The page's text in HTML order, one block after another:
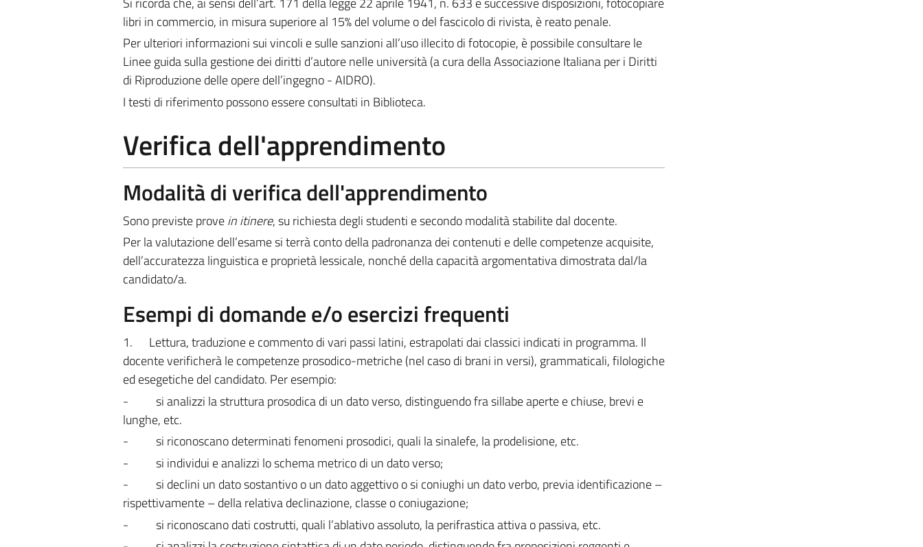
libri in commercio, in misura superiore al 15% del volume o del fascicolo di rivista, è reato penale.
Per ulteriori informazioni sui vincoli e sulle sanzioni all’uso illecito di fotocopie, è possibile consultare le
Linee guida sulla gestione dei diritti d’autore nelle università (a cura della Associazione Italiana per i Diritti
di Riproduzione delle opere dell’ingegno - AIDRO).
I testi di riferimento possono essere consultati in Biblioteca.
Verifica dell'apprendimento
Modalità di verifica dell'apprendimento
Sono previste provein itinere, su richiesta degli studenti e secondo modalità stabilite dal docente.
Per la valutazione dell’esame si terrà conto della padronanza dei contenuti e delle competenze acquisite,
dell’accuratezza linguistica e proprietà lessicale, nonché della capacità argomentativa dimostrata dal/la
candidato/a.
Esempi di domande e/o esercizi frequenti
1.
Lettura, traduzione e commento di vari passi latini, estrapolati dai classici indicati in programma. Il
docente verificherà le competenze prosodico-metriche (nel caso di brani in versi), grammaticali, filologiche
ed esegetiche del candidato. Per esempio:
-
si analizzi la struttura prosodica di un dato verso, distinguendo fra sillabe aperte e chiuse, brevi e
lunghe, etc.
-
si riconoscano determinati fenomeni prosodici, quali la sinalefe, la prodelisione, etc.
-
si individui e analizzi lo schema metrico di un dato verso;
-
si declini un dato sostantivo o un dato aggettivo o si coniughi un dato verbo, previa identificazione –
rispettivamente – della relativa declinazione, classe o coniugazione;
-
si riconoscano dati costrutti, quali l’ablativo assoluto, la perifrastica attiva o passiva, etc.